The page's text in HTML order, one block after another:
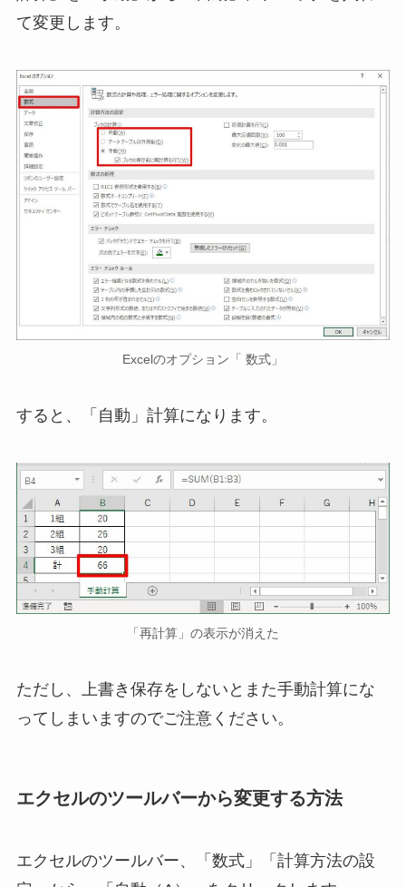
て変更します。
Excelのオプション「 数式」
すると、「自動」計算になります。
「再計算」の表示が消えた
ただし、上書き保存をしないとまた手動計算にな
ってしまいますのでご注意ください。
エクセルのツールバーから変更する方法
エクセルのツールバー、「数式」「計算方法の設